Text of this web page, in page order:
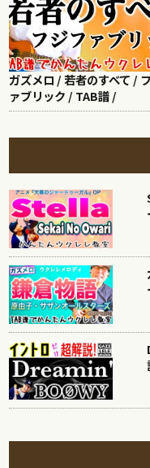
ガズメロ / 若者のすべて /
ァブリック / TAB譜 /